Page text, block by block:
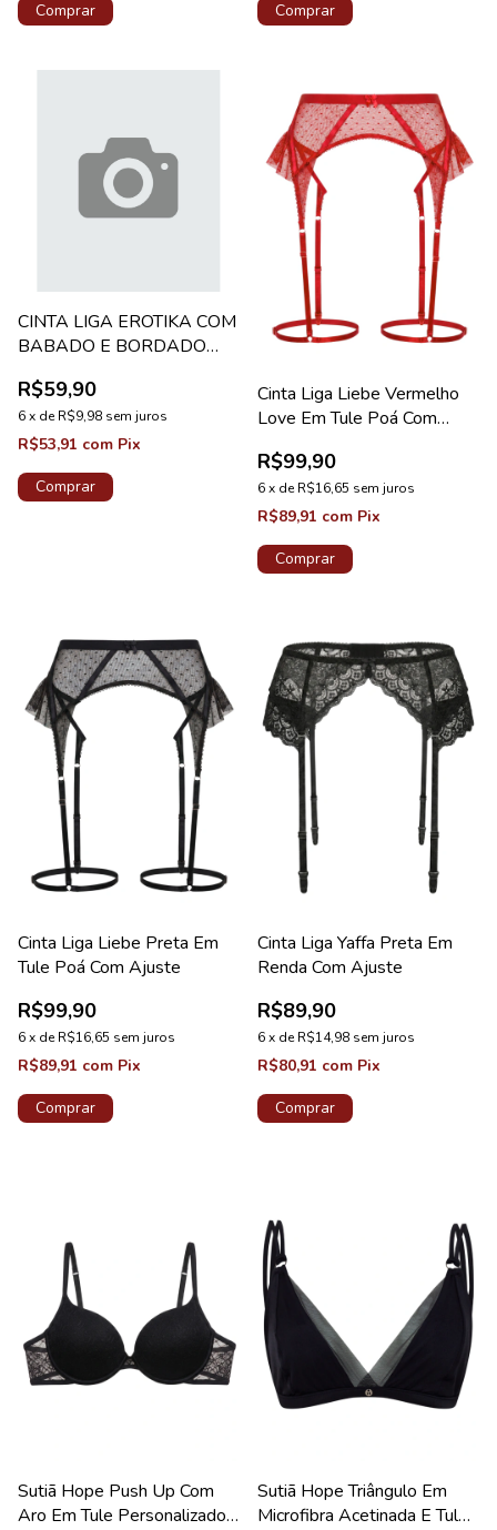
Comprar
Comprar
CINTA LIGA EROTIKA COM
BABADO E BORDADO
REF.702
R$59,90
6x deR$9,98 sem juros
R$53,91 com Pix
Comprar
Cinta Liga Liebe Vermelho
Love Em Tule Poá Com
R$99,90
6x deR$16,65 sem juros
R$89,91 com Pix
Comprar
Cinta Liga Liebe Preta Em
Tule Poá Com Ajuste
R$99,90
6x deR$16,65 sem juros
R$89,91 com Pix
Comprar
Cinta Liga Yaffa Preta Em
Renda Com Ajuste
R$89,90
6x deR$14,98 sem juros
R$80,91 com Pix
Comprar
Sutiã Hope Push Up Com
Aro Em Tule Personalizado
Sutiã Hope Triângulo Em
Microfibra Acetinada E Tule